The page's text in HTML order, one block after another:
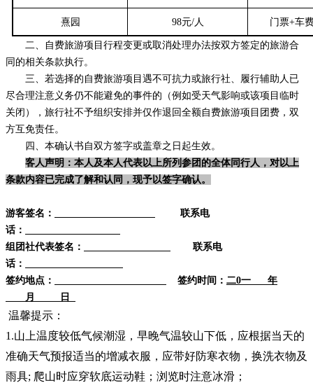
熹园 98元/人 门票+车
二、自费旅游项目行程变更或取消处理办法按双方签定的旅游合
同的相关条款执行。
三、若选择的自费旅游项目遇不可抗力或旅行社、履行辅助人已
尽合理注意义务仍不能避免的事件的（例如受天气影响或该项目临时
关闭），旅行社不予组织安排并仅作退回全额自费旅游项目团费，双
方互免责任。
四、本确认书自双方签字或盖章之日起生效。
客人声明：本人及本人代表以上所列参团的全体同行人，对以上
条款内容已完成了解和认同，现予以签字确认。
游客签名：
联系电
话：
组团社代表签名：
联系电
话：
签约地点：
签约时间： 二0一 年
月 日
温馨提示：
1.山上温度较低气候潮湿，早晚气温较山下低，应根据当天的
准确天气预报适当的增减衣服，应带好防寒衣物，换洗衣物及
雨具; 爬山时应穿软底运动鞋；浏览时注意冰滑；